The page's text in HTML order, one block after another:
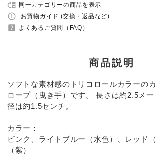
ブランド一覧
お買い物ガイド
交換・返品について
プライバシーポリシー
move_up 同一カテゴリーの商品を表示
error_outline お買物ガイド (交換・返品など)
help_center よくあるご質問（FAQ）
商品説明
ソフトな素材感のトリコロールカラーの
ロープ（曳き手）です。 長さは約2.5メ
径は約1.5センチ。
カラー：
ピンク、ライトブルー（水色）、レッド
（紫）